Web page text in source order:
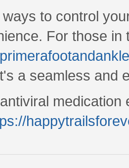
to control
For those in
a seamless and